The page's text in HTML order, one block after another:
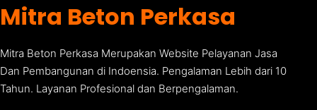
Mitra Beton Perkasa
Mitra Beton Perkasa Merupakan Website Pelayanan Jasa
Dan Pembangunan di Indoensia. Pengalaman Lebih dari 10
Tahun. Layanan Profesional dan Berpengalaman.